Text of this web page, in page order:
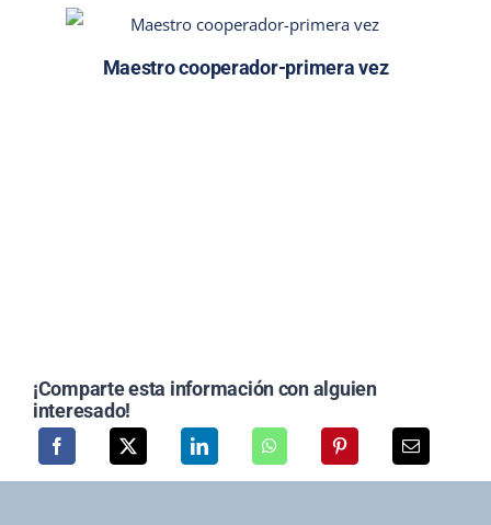
Maestro cooperador-primera vez
¡Comparte esta información con alguien
interesado!